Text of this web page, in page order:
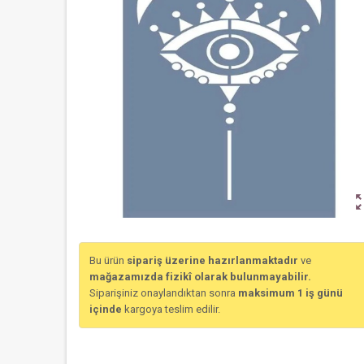
Bu ürün sipariş üzerine hazırlanmaktadır ve
mağazamızda fizikî olarak bulunmayabilir.
Siparişiniz onaylandıktan sonra maksimum 1 iş günü
içinde kargoya teslim edilir.